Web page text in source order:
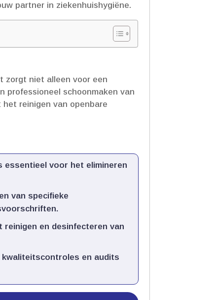
partner in ziekenhuishygiëne.​
zorgt niet alleen voor een
professioneel schoonmaken van
reinigen van openbare
essentieel voor het elimineren
van specifieke
en desinfecteren van
kwaliteitscontroles en audits